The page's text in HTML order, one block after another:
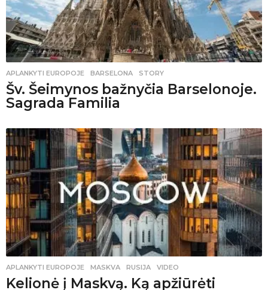
APLANKYTI EUROPOJE BARSELONA ,STORY
Šv. Šeimynos bažnyčia Barselonoje.
Sagrada Familia
APLANKYTI EUROPOJE MASKVA ,RUSIJA ,VIDEO
Kelionė į Maskvą. Ką apžiūrėti